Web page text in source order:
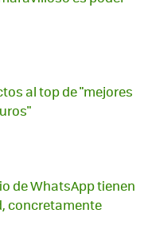
al top de "mejores
de WhatsApp tienen
concretamente